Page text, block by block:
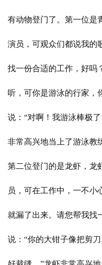
有动物登门了。第一位是
演员，可观众们都说我的
找一份合适的工作，好吗
听，可你是游泳的行家，
说：“对啊！我游泳棒极
非常高兴地当上了游泳教
第二位登门的是龙虾，龙
员，可在工作中，一不小
就漏了出来。请您帮我找
说：“你的大钳子像把剪